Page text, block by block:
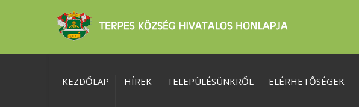
KEZDŐLAP HÍREK TELEPÜLÉSÜNKRŐL ELÉRHETŐSÉGEK